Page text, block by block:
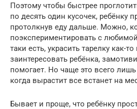
Поэтому чтобы быстрее
по десять один кусочек, ребёнку
протолкнув еду дальше. Можно,
поэкспериментировать с
таки есть, украсить тарелку как-
заинтересовать ребёнка,
помогает. Но чаще это всего
когда вырастит все встанет на
Бывает и проще, что ребёнку